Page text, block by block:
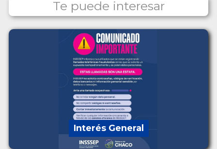
Te puede interesar
Interés General